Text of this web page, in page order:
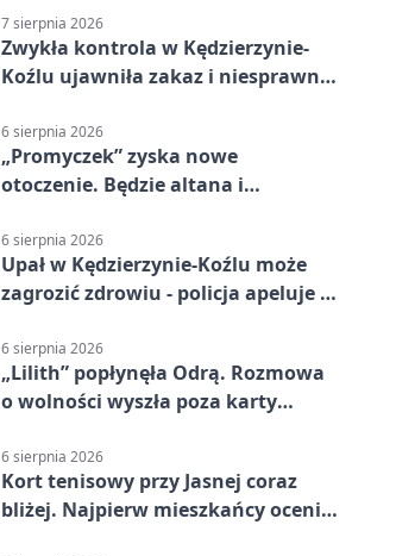
7 sierpnia 2026
Zwykła kontrola w Kędzierzynie-
Koźlu ujawniła zakaz i niesprawne
6 sierpnia 2026
„Promyczek” zyska nowe
otoczenie. Będzie altana i
6 sierpnia 2026
Upał w Kędzierzynie-Koźlu może
zagrozić zdrowiu - policja apeluje o
6 sierpnia 2026
„Lilith” popłynęła Odrą. Rozmowa
o wolności wyszła poza karty
6 sierpnia 2026
Kort tenisowy przy Jasnej coraz
bliżej. Najpierw mieszkańcy ocenią